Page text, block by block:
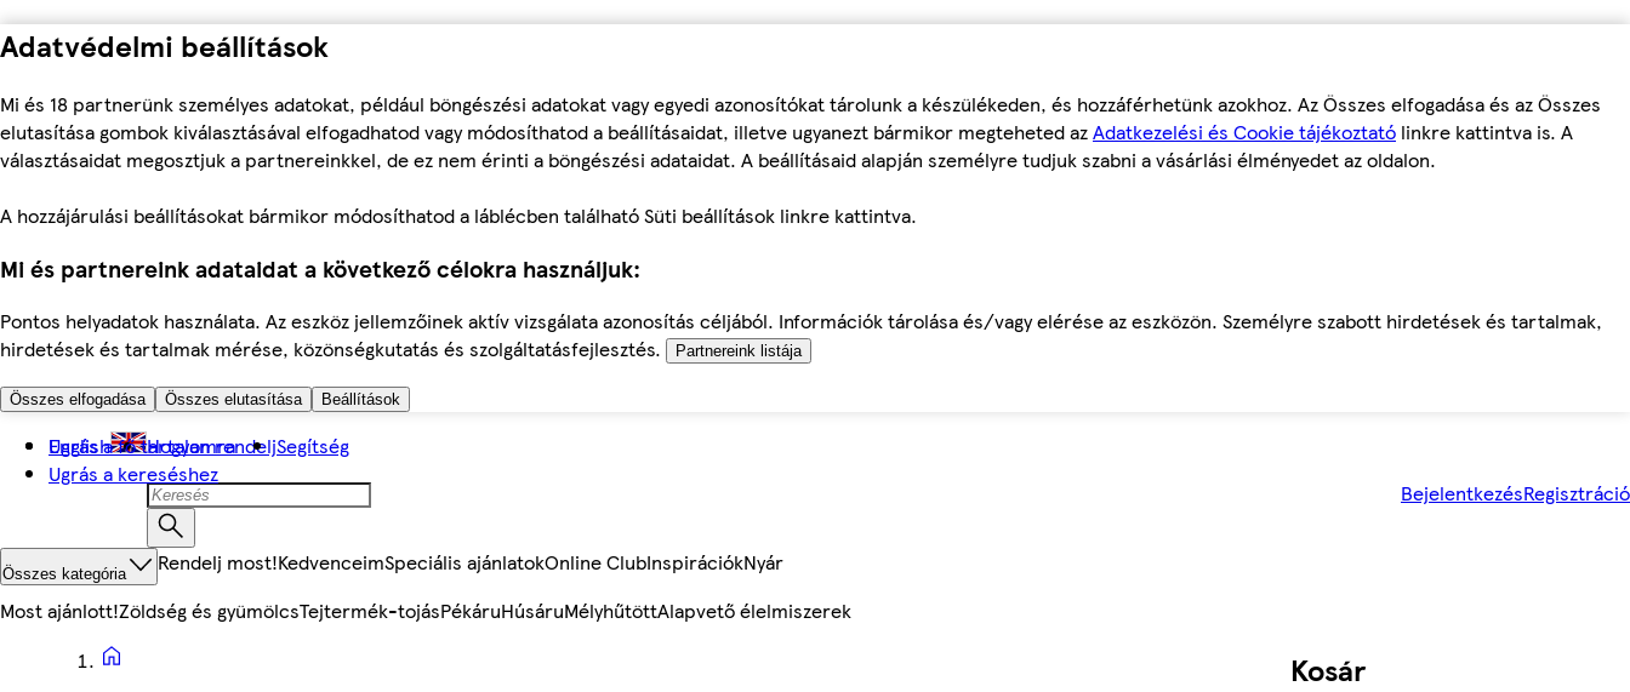
Adatvédelmi beállítások
Mi és 18 partnerünk személyes adatokat, például böngészési adatokat vagy egyedi azonosítókat tárolunk a készülékeden, és hozzáférhetünk azokhoz. Az Összes elfogadása és az Összes
elutasítása gombok kiválasztásával elfogadhatod vagy módosíthatod a beállításaidat, illetve ugyanezt bármikor megteheted azAdatkezelési és Cookie tájékoztató linkre kattintva is. A
választásaidat megosztjuk a partnereinkkel, de ez nem érinti a böngészési adataidat. A beállításaid alapján személyre tudjuk szabni a vásárlási élményedet az oldalon.
A hozzájárulási beállításokat bármikor módosíthatod a láblécben található Süti beállítások linkre kattintva.
Mi és partnereink adataidat a következő célokra használjuk:
Pontos helyadatok használata. Az eszköz jellemzőinek aktív vizsgálata azonosítás céljából. Információk tárolása és/vagy elérése az eszközön. Személyre szabott hirdetések és tartalmak,
hirdetések és tartalmak mérése, közönségkutatás és szolgáltatásfejlesztés.
Partnereink listája
Összes elfogadása Összes elutasítása Beállítások
Ugrás a fő tartalomra
Ugrás a kereséshez
English Hogyan rendeljSegítség
BejelentkezésRegisztráció
Összes kategória Rendelj most!KedvenceimSpeciális ajánlatokOnline ClubInspirációkNyár
Most ajánlott!Zöldség és gyümölcsTejtermék-tojásPékáruHúsáruMélyhűtöttAlapvető élelmiszerek
Kosár